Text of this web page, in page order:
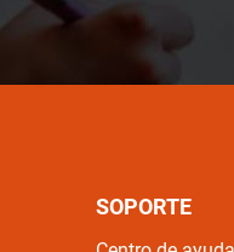
SOPORTE